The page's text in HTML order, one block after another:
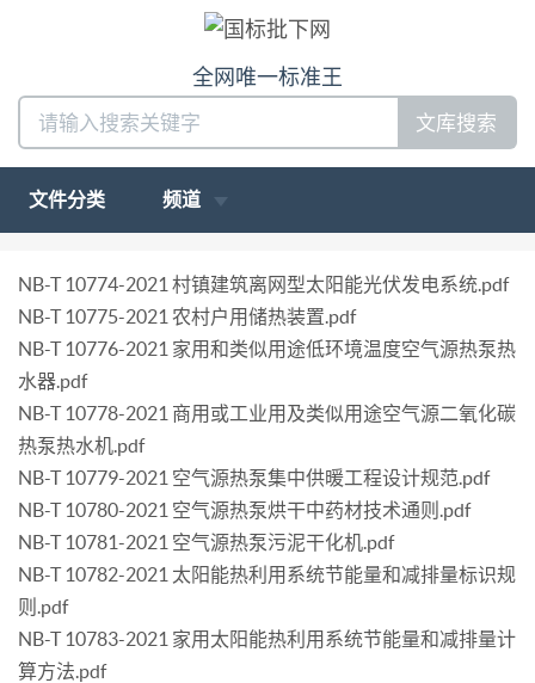
全网唯一标准王
文库搜索
文件分类 频道
NB-T 10774-2021 村镇建筑离网型太阳能光伏发电系统.pdf
NB-T 10775-2021 农村户用储热装置.pdf
NB-T 10776-2021 家用和类似用途低环境温度空气源热泵热
水器.pdf
NB-T 10778-2021 商用或工业用及类似用途空气源二氧化碳
热泵热水机.pdf
NB-T 10779-2021 空气源热泵集中供暖工程设计规范.pdf
NB-T 10780-2021 空气源热泵烘干中药材技术通则.pdf
NB-T 10781-2021 空气源热泵污泥干化机.pdf
NB-T 10782-2021 太阳能热利用系统节能量和减排量标识规
则.pdf
NB-T 10783-2021 家用太阳能热利用系统节能量和减排量计
算方法.pdf